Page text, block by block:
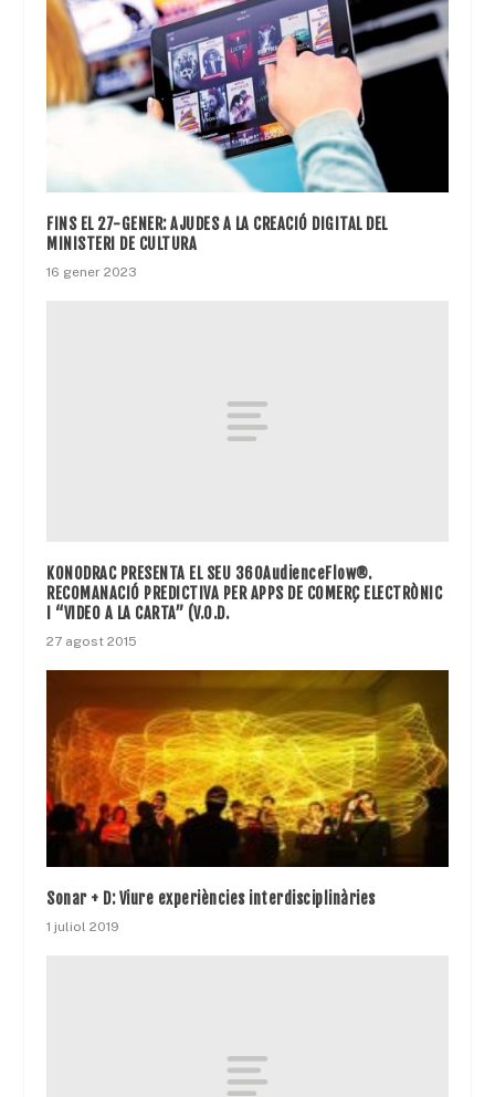
FINS EL 27-GENER: AJUDES A LA CREACIÓ DIGITAL DEL
MINISTERI DE CULTURA
16 gener 2023
KONODRAC PRESENTA EL SEU 360AudienceFlow®.
RECOMANACIÓ PREDICTIVA PER APPS DE COMERÇ ELECTRÒNIC
I “VIDEO A LA CARTA” (V.O.D.
27 agost 2015
Sonar + D: Viure experiències interdisciplinàries
1 juliol 2019